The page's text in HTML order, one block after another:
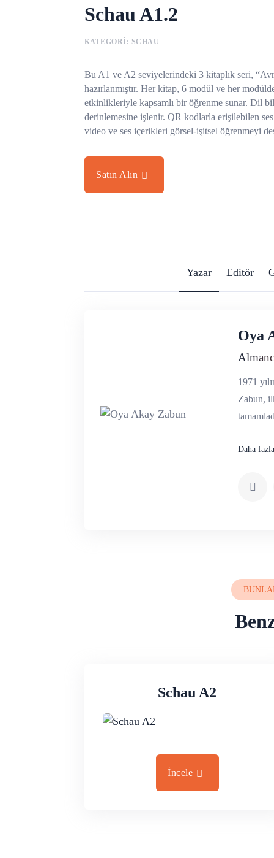
Schau A1.2
KATEGORI: SCHAU
Bu A1 ve A2 seviyelerindeki 3 kitaplık seri,
hazırlanmıştır. Her kitap, 6 modül ve her
etkinlikleriyle kapsamlı bir öğrenme sunar. Dil
derinlemesine işlenir. QR kodlarla erişilebilen
video ve ses içerikleri görsel-işitsel öğrenmeyi
Satın Alın
Yazar Editör
Oya
1971
Zabun,
Daha
Schau A2
İncele